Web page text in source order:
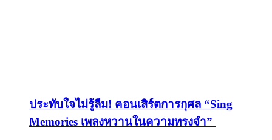
ประทับใจไม่รู้ลืม! คอนเสิร์ตการกุศล “Sing
Memories เพลงหวานในความทรงจำ”